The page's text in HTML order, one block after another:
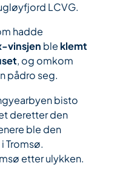
LCVG.
hadde
vinsjen ble klemt
, og omkom
pådro seg.
bisto
deretter den
ble den
Tromsø.
etter ulykken.